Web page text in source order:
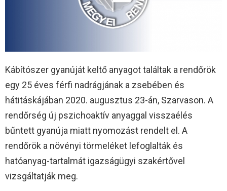
Kábítószer gyanúját keltő anyagot találtak a rendőrök
egy 25 éves férfi nadrágjának a zsebében és
hátitáskájában 2020. augusztus 23-án, Szarvason. A
rendőrség új pszichoaktív anyaggal visszaélés
bűntett gyanúja miatt nyomozást rendelt el. A
rendőrök a növényi törmeléket lefoglalták és
hatóanyag-tartalmát igazságügyi szakértővel
vizsgáltatják meg.